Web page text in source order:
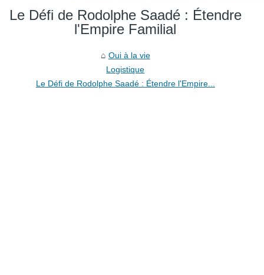
Le Défi de Rodolphe Saadé : Étendre
l'Empire Familial
Oui à la vie
Logistique
Le Défi de Rodolphe Saadé : Étendre l'Empire...